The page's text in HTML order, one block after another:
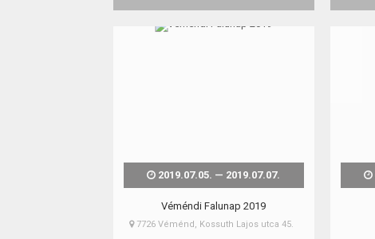
2019.07.05. — 2019.07.07.
Véméndi Falunap 2019
7726 Véménd, Kossuth Lajos utca 45.